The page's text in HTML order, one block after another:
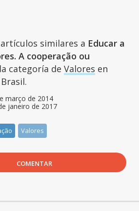
similares a Educar a
A cooperação ou
categoría de Valores en
março de 2014
janeiro de 2017
Valores
COMENTAR